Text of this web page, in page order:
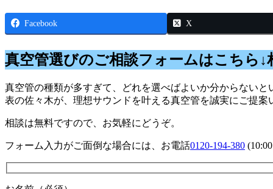
Facebook X
真空管選びのご相談フォームはこちら↓
真空管の種類が多すぎて、どれを選べばよいか分からない
表の佐々木が、理想サウンドを叶える真空管を誠実にご提案
相談は無料ですので、お気軽にどうぞ。
フォーム入力がご面倒な場合には、お電話0120-194-380